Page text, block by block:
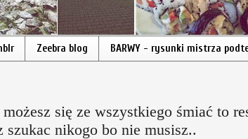
Zeebra blog BARWY - rysunki mistrza
się ze wszystkiego śmiać to
nikogo bo nie musisz..